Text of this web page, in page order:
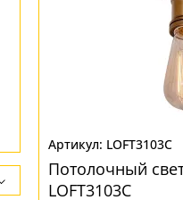
LOFT3103C
Потолочный
LOFT3103C